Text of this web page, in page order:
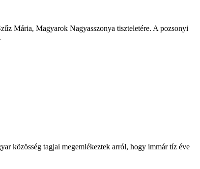
Mária, Magyarok Nagyasszonya tiszteletére. A pozsonyi
közösség tagjai megemlékeztek arról, hogy immár tíz éve